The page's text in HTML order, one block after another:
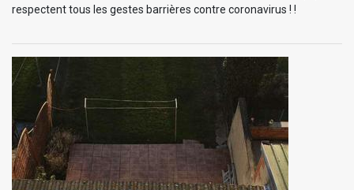
respectent tous les gestes barrières contre coronavirus ! !